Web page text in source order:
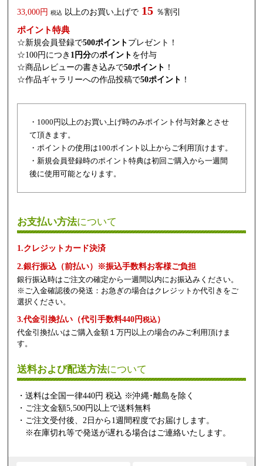
33,000円 税込 以上のお買い上げで 15 ％割引
ポイント特典
☆新規会員登録で500ポイント プレゼント！
☆100円につき 1円分のポイント を付与
☆商品レビューの書き込みで50ポイント ！
☆作品ギャラリーへの作品投稿で50ポイント ！
・1000円以上のお買い上げ時のみポイント付与対象とさせ
て頂きます。
・ポイントの使用は100ポイント以上からご利用頂けます。
・新規会員登録時のポイント特典は初回ご購入から一週間
後に使用可能となります。
お支払い方法について
1.クレジットカード決済
2.銀行振込（前払い）※振込手数料お客様ご負担
銀行振込時はご注文の確定から一週間以内にお振込みください。
※ご入金確認後の発送：お急ぎの場合はクレジットか代引きをご
選択ください。
3.代金引換払い（代引手数料440円税込）
代金引換払いはご購入金額１万円以上の場合のみご利用頂けま
す。
送料および配送方法について
・送料は全国一律440円 税込 ※沖縄･離島を除く
・ご注文金額5,500円以上で送料無料
・ご注文受付後、2日から1週間程度でお届けします。
※在庫切れ等で発送が遅れる場合はご連絡いたします。